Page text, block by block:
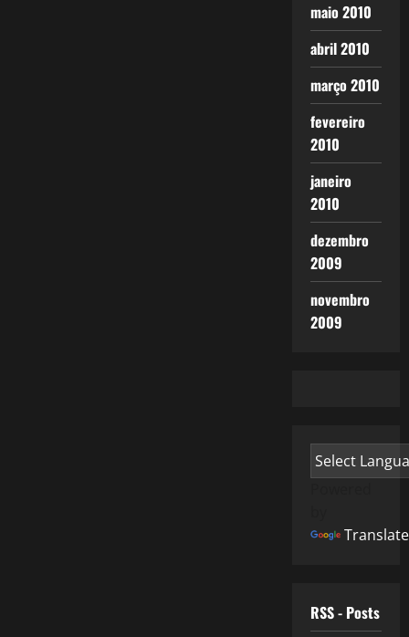
maio 2010
abril 2010
março 2010
fevereiro
2010
janeiro
2010
dezembro
2009
novembro
2009
Translate
RSS - Posts